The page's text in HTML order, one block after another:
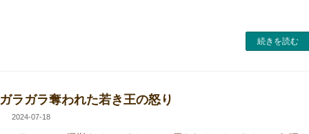
続きを読む
ガラガラ奪われた若き王の怒り
2024-07-18